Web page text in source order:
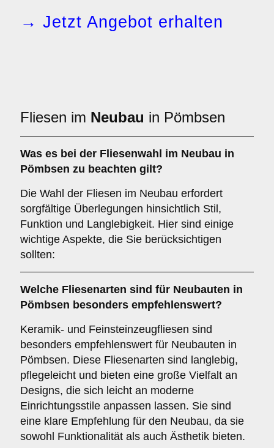
→ Jetzt Angebot erhalten
Fliesen im Neubau in Pömbsen
Was es bei der Fliesenwahl im Neubau in
Pömbsen zu beachten gilt?
Die Wahl der Fliesen im Neubau erfordert
sorgfältige Überlegungen hinsichtlich Stil,
Funktion und Langlebigkeit. Hier sind einige
wichtige Aspekte, die Sie berücksichtigen
sollten:
Welche Fliesenarten sind für Neubauten in
Pömbsen besonders empfehlenswert?
Keramik- und Feinsteinzeugfliesen sind
besonders empfehlenswert für Neubauten in
Pömbsen. Diese Fliesenarten sind langlebig,
pflegeleicht und bieten eine große Vielfalt an
Designs, die sich leicht an moderne
Einrichtungsstile anpassen lassen. Sie sind
eine klare Empfehlung für den Neubau, da sie
sowohl Funktionalität als auch Ästhetik bieten.